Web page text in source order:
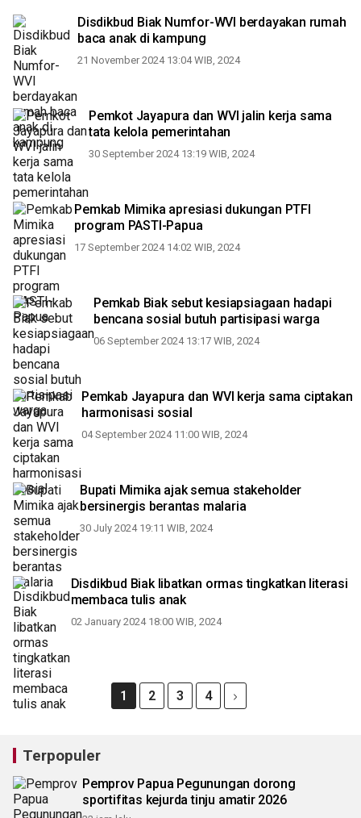
Disdikbud Biak Numfor-WVI berdayakan rumah
baca anak di kampung
21 November 2024 13:04 WIB, 2024
Pemkot Jayapura dan WVI jalin kerja sama
tata kelola pemerintahan
30 September 2024 13:19 WIB, 2024
Pemkab Mimika apresiasi dukungan PTFI
program PASTI-Papua
17 September 2024 14:02 WIB, 2024
Pemkab Biak sebut kesiapsiagaan hadapi
bencana sosial butuh partisipasi warga
06 September 2024 13:17 WIB, 2024
Pemkab Jayapura dan WVI kerja sama ciptakan
harmonisasi sosial
04 September 2024 11:00 WIB, 2024
Bupati Mimika ajak semua stakeholder
bersinergis berantas malaria
30 July 2024 19:11 WIB, 2024
Disdikbud Biak libatkan ormas tingkatkan literasi
membaca tulis anak
02 January 2024 18:00 WIB, 2024
1 2 3 4
Terpopuler
Pemprov Papua Pegunungan dorong
sportifitas kejurda tinju amatir 2026